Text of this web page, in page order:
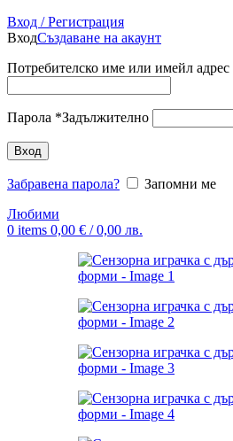
Вход / Регистрация
ВходСъздаване на акаунт
Потребителско име или имейл адрес
Парола *Задължително
Вход
Забравена парола?
Запомни ме
Любими
0 items 0,00 € / 0,00 лв.